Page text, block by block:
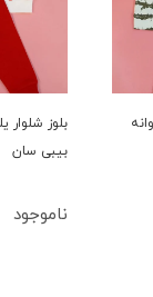
بلوز شلوار
بیبی سان
ناموجود